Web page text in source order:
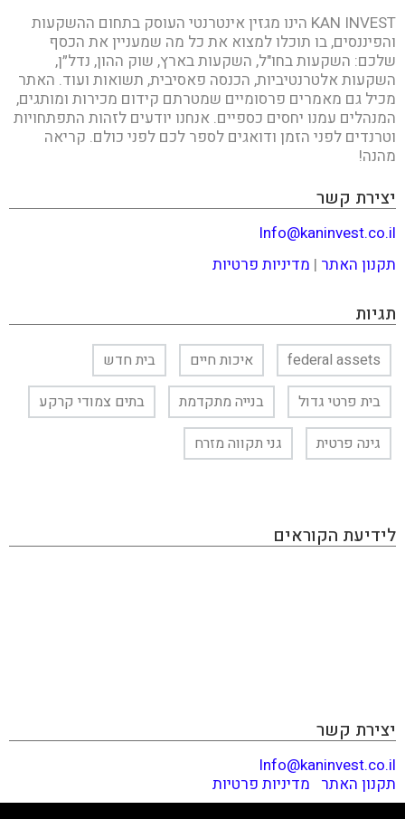
KAN INVEST הינו מגזין אינטרנטי העוסק בתחום ההשקעות
והפיננסים, בו תוכלו למצוא את כל מה שמעניין את הכסף
שלכם: השקעות בחו"ל, השקעות בארץ, שוק ההון, נדל״ן,
השקעות אלטרנטיביות, הכנסה פאסיבית, תשואות ועוד. האתר
מכיל גם מאמרים פרסומיים שמטרתם קידום מכירות ומותגים,
המנהלים עמנו יחסים כספיים. אנחנו יודעים לזהות התפתחויות
וטרנדים לפני הזמן ודואגים לספר לכם לפני כולם. קריאה
מהנה!
יצירת קשר
Info@kaninvest.co.il
תקנון האתר | מדיניות פרטיות
תגיות
federal assets איכות חיים
בית חדש
בית פרטי גדול
בנייה מתקדמת
בתים צמודי קרקע
גינה פרטית
גני תקווה מזרח
לידיעת הקוראים
יצירת קשר
Info@kaninvest.co.il
תקנון האתר מדיניות פרטיות